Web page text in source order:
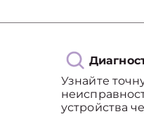
Узнайте
устройства